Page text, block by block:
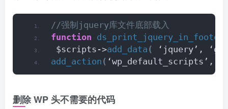
//强制jquery库文件底部载入
function ds_print_jquery_in_footer
$scripts->add_data ( ‘jquery’,
add_action ( ‘wp_default_scripts’,
删除 WP 头不需要的代码